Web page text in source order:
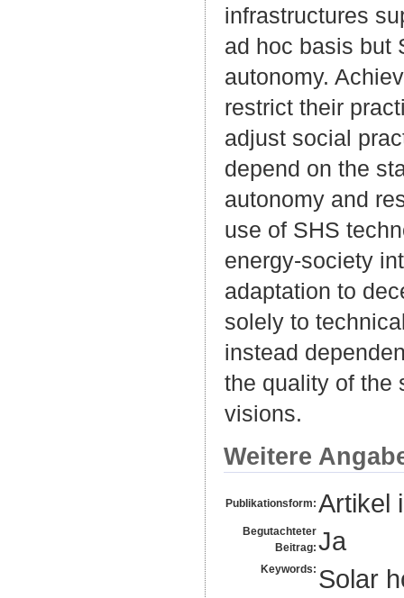
infrastructures
ad hoc basis but
autonomy.
restrict their
adjust social
depend on the
autonomy and
use of SHS
energy-society
adaptation to
solely to
instead
the quality of the
visions.
Weitere
Publikationsform: Artikel
Begutachteter
Beitrag: Ja
Keywords: Solar